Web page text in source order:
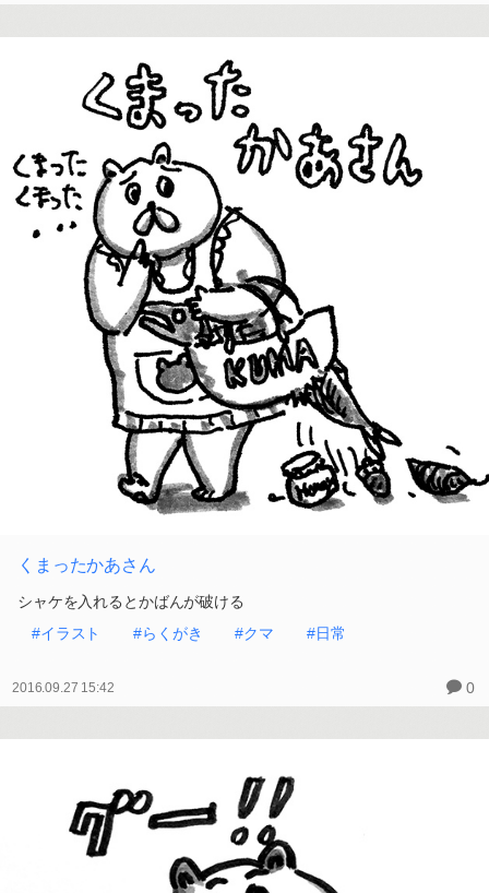
くまったかあさん
シャケを入れるとかばんが破ける
#イラスト
#らくがき #クマ #日常
2016.09.27 15:42 0